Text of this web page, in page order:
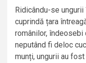
Ridicându-se
cuprindă țara
românilor,
neputând fi deloc
munți, ungurii au